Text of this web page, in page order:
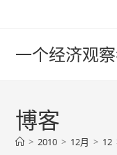
一个经济观
博客
> 2010 > 12月 > 12